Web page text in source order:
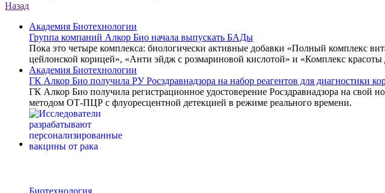
Назад
Академия Биотехнологии
Группа компаний Алкор Био начала выпускать БАДы
Пока это четыре комплекса: биологически активные добавки «Полный комплекс
цейлонской корицей», «Анти эйдж с розмариновой кислотой» и «Комплекс красоты
Академия Биотехнологии
ГК Алкор Био получила РУ Росздравнадзора на набор реагентов для диагностики
ГК Алкор Био получила регистрационное удостоверение Росздравнадзора на
методом ОТ-ПЦР с флуоресцентной детекцией в режиме реального времени.
Биотехнология